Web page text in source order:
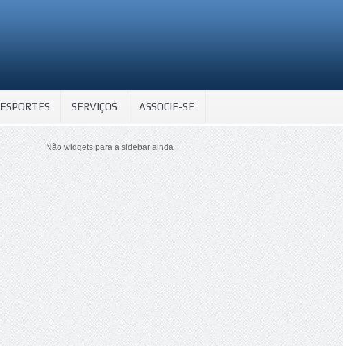
ESPORTES SERVIÇOS ASSOCIE-SE
Não widgets para a sidebar ainda